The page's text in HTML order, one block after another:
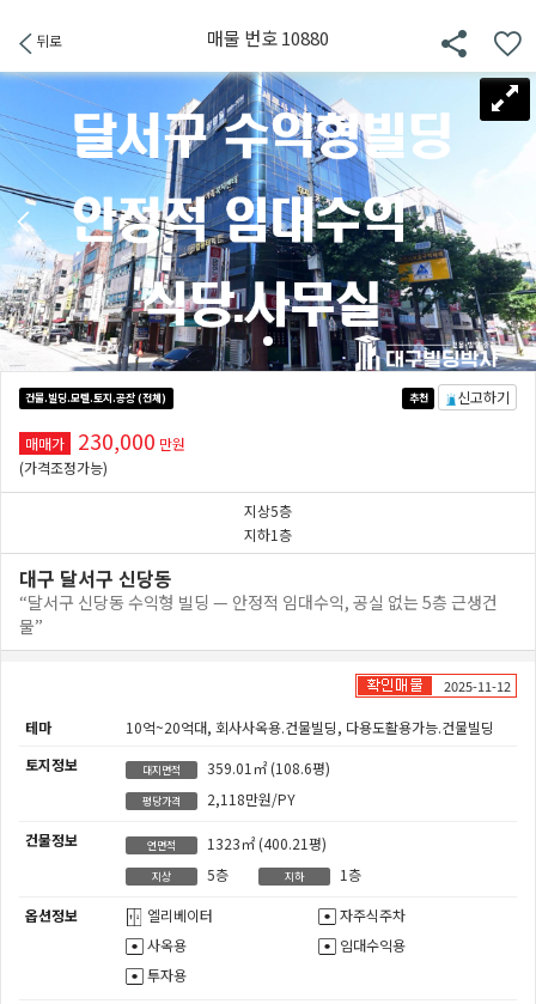
매물 번호 10880
뒤로
추천 신고하기
건물.빌딩.모텔.토지.공장 (전체)
매매가 230,000 만원
(가격조정가능)
지상5층
지하1층
대구 달서구 신당동
“달서구 신당동 수익형 빌딩 — 안정적 임대수익, 공실 없는 5층 근생건
물”
2025-11-12
테마 10억~20억대, 회사사옥용.건물빌딩, 다용도활용가능.건물빌딩
토지정보
대지면적 359.01㎡ (108.6평)
평당가격
2,118만원/PY
건물정보
연면적 1323㎡ (400.21평)
지상 5층 지하
1층
옵션정보
엘리베이터
자주식주차
사옥용
임대수익용
투자용